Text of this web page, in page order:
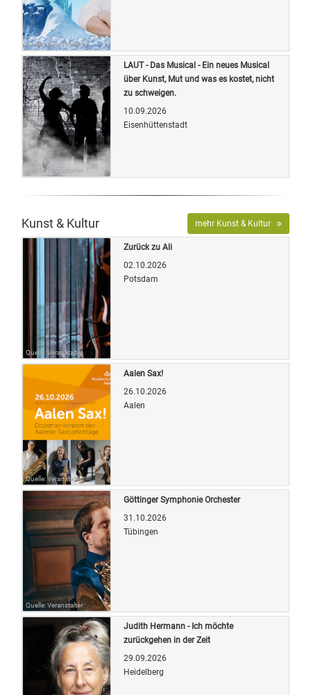
Quelle: Veranstalter
Quelle: Veranstalter
LAUT - Das Musical - Ein neues Musical
über Kunst, Mut und was es kostet, nicht
zu schweigen.
10.09.2026
Eisenhüttenstadt
Kunst & Kultur mehr Kunst & Kultur
Quelle: Veranstalter
Zurück zu Ali
02.10.2026
Potsdam
Quelle: Veranstalter
Aalen Sax!
26.10.2026
Aalen
Quelle: Veranstalter
Göttinger Symphonie Orchester
31.10.2026
Tübingen
Judith Hermann - Ich möchte
zurückgehen in der Zeit
29.09.2026
Heidelberg